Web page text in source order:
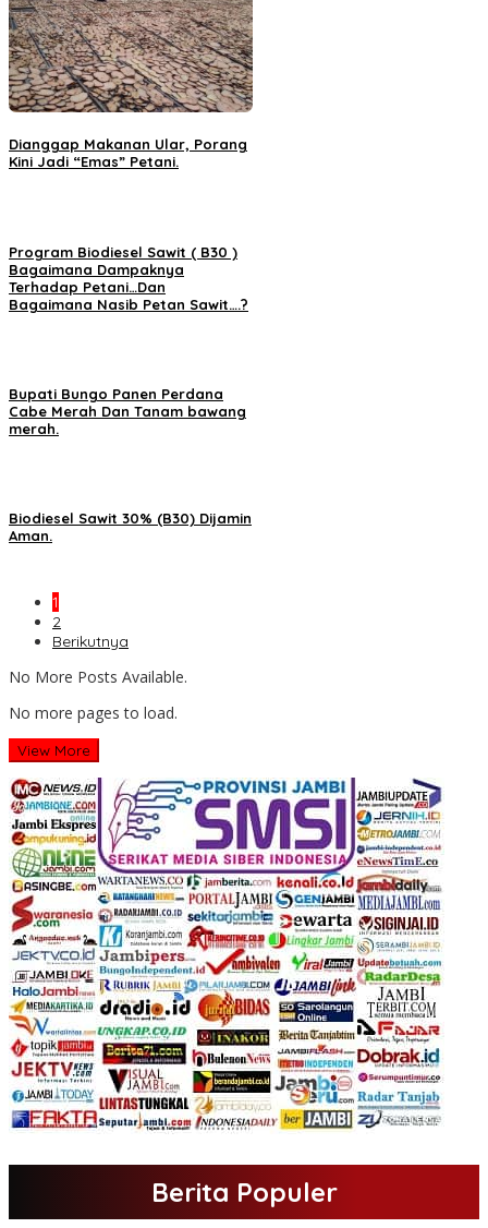
Dianggap Makanan Ular, Porang
Kini Jadi “Emas” Petani.
Program Biodiesel Sawit ( B30 )
Bagaimana Dampaknya
Terhadap Petani…Dan
Bagaimana Nasib Petan Sawit….?
Bupati Bungo Panen Perdana
Cabe Merah Dan Tanam bawang
merah.
Biodiesel Sawit 30% (B30) Dijamin
Aman.
1
2
Berikutnya
No More Posts Available.
No more pages to load.
View More
Berita Populer